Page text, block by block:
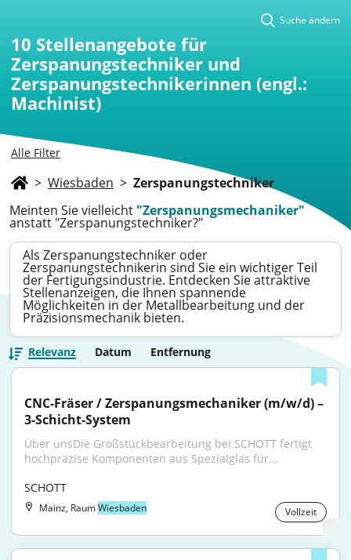
Alle Filter
Suche ändern
10 Stellenangebote für
Zerspanungstechniker und
Zerspanungstechnikerinnen (engl.:
Machinist)
> Wiesbaden > Zerspanungstechniker
Meinten Sie vielleicht "Zerspanungsmechaniker"
anstatt "Zerspanungstechniker?"
Als Zerspanungstechniker oder
Zerspanungstechnikerin sind Sie ein wichtiger Teil
der Fertigungsindustrie. Entdecken Sie attraktive
Stellenanzeigen, die Ihnen spannende
Möglichkeiten in der Metallbearbeitung und der
Präzisionsmechanik bieten.
Relevanz Datum Entfernung
CNC-Fräser / Zerspanungsmechaniker (m/w/d) –
3-Schicht-System
Über unsDie Großstückbearbeitung bei SCHOTT fertigt
hochpräzise Komponenten aus Spezialglas für...
SCHOTT
Mainz, RaumWiesbaden Vollzeit